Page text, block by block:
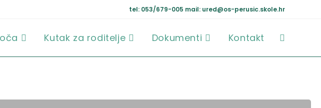
tel: 053/679-005 mail: ured@os-perusic.skole.hr
Kutak za roditelje Dokumenti Kontakt